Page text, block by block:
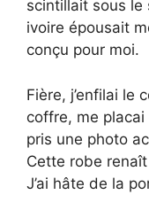
scintillait sous le
ivoire épousait
conçu pour moi.
Fière, j’enfilai le
coffre, me
pris une photo
Cette robe
J’ai hâte de la